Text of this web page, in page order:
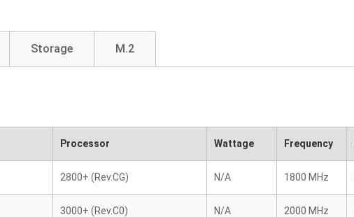
Storage M.2
Processor Wattage Frequency
2800+ (Rev.CG) N/A 1800 MHz
3000+ (Rev.C0) N/A 2000 MHz